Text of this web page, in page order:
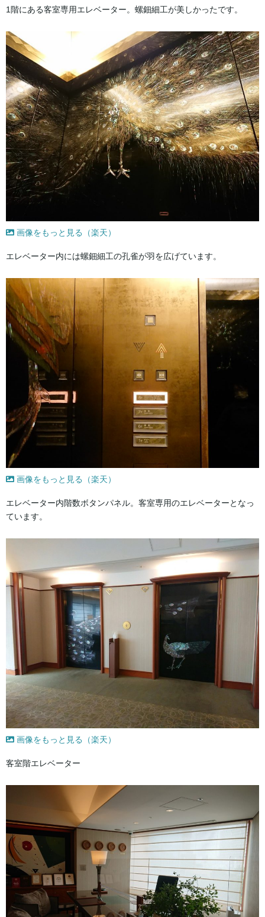
1階にある客室専用エレベーター。螺鈿細工が美しかったです。
画像をもっと見る（楽天）
エレベーター内には螺鈿細工の孔雀が羽を広げています。
画像をもっと見る（楽天）
エレベーター内階数ボタンパネル。客室専用のエレベーターとなっ
ています。
画像をもっと見る（楽天）
客室階エレベーター